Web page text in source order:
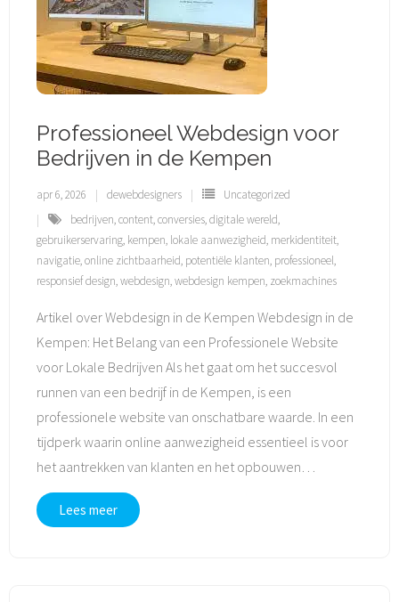
Professioneel Webdesign voor
Bedrijven in de Kempen
apr 6, 2026 dewebdesigners
Uncategorized
bedrijven,content,conversies,digitale wereld,
gebruikerservaring, kempen, lokale aanwezigheid, merkidentiteit,
navigatie,online zichtbaarheid, potentiële klanten, professioneel,
responsief design,webdesign,webdesign kempen, zoekmachines
Artikel over Webdesign in de Kempen Webdesign in de
Kempen: Het Belang van een Professionele Website
voor Lokale Bedrijven Als het gaat om het succesvol
runnen van een bedrijf in de Kempen, is een
professionele website van onschatbare waarde. In een
tijdperk waarin online aanwezigheid essentieel is voor
het aantrekken van klanten en het opbouwen
Lees meer